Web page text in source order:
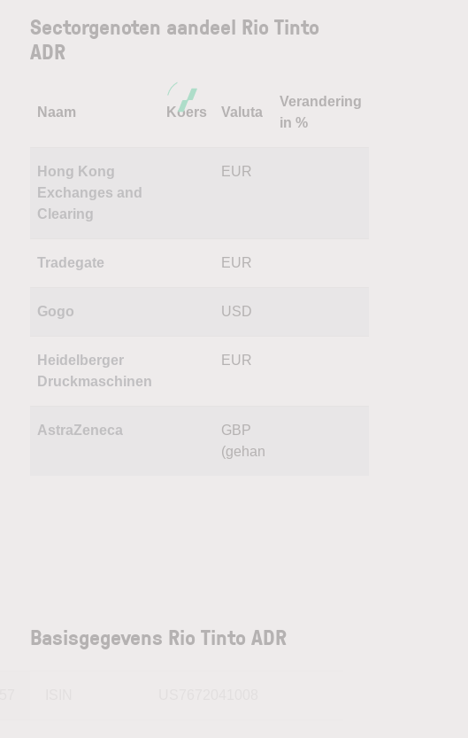
Sectorgenoten aandeel Rio Tinto
ADR
Naam Koers Valuta
Verandering
in %
Hong Kong
Exchanges and
Clearing
EUR
Tradegate EUR
Gogo USD
Heidelberger
Druckmaschinen
EUR
AstraZeneca
GBP
(gehan
Basisgegevens Rio Tinto ADR